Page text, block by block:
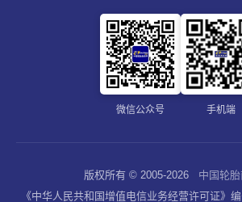
微信公众号 手机端
版权所有 © 2005-2026
中国轮
《中华人民共和国增值电信业务经营许可证》编